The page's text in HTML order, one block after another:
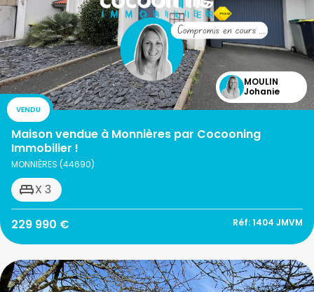
Maison vendue à Monnières par Cocooning
Immobilier !
MONNIÈRES (44690)
X 3
229 990 € Réf: 1404 JMVM
VENDU
MOULIN
Johanie